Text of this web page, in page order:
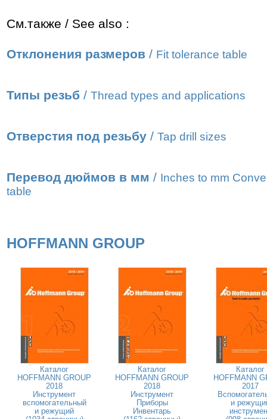
См.также / See also :
Отклонения размеров / Fit tolerance table
Типы резьб / Thread types and applications
Отверстия под резьбу / Tap drill sizes
Перевод дюймов в мм / Inches to mm
table
HOFFMANN GROUP
Каталог
HOFFMANN GROUP
2018
Инструмент
вспомогательный
и режущий
Каталог
HOFFMANN GROUP
2018
Инструмент
Приборы
Инвентарь
Каталог
HOFFMANN
2017
и